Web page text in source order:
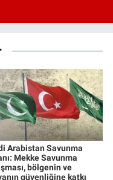
Arabistan Savunma
Mekke Savunma
bölgenin ve
güvenliğine katkı